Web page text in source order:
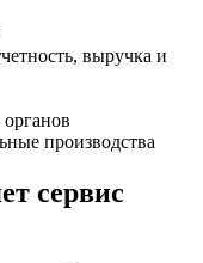
выручка и
производства
сервис